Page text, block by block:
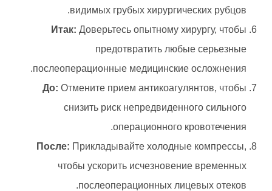
видимых грубых хирургических рубцов.
Итак:Доверьтесь опытному хирургу, чтобы
предотвратить любые серьезные
послеоперационные медицинские осложнения.
До:Отмените прием антикоагулянтов, чтобы
снизить риск непредвиденного сильного
операционного кровотечения.
После:Прикладывайте холодные компрессы,
чтобы ускорить исчезновение временных
послеоперационных лицевых отеков.